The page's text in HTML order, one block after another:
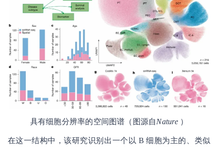
具有细胞分辨率的空间图谱（图源自Nature）
在这一结构中，该研究识别出一个以 B 细胞为主的、类似